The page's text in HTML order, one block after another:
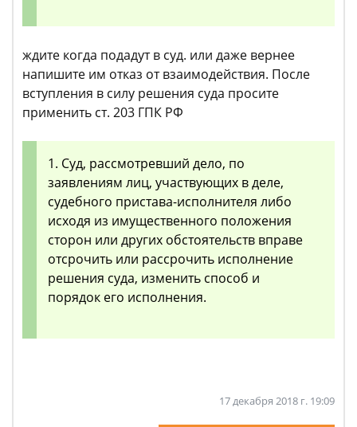
ждите когда подадут в суд. или даже вернее
напишите им отказ от взаимодействия. После
вступления в силу решения суда просите
применить ст. 203 ГПК РФ
1. Суд, рассмотревший дело, по
заявлениям лиц, участвующих в деле,
судебного пристава-исполнителя либо
исходя из имущественного положения
сторон или других обстоятельств вправе
отсрочить или рассрочить исполнение
решения суда, изменить способ и
порядок его исполнения.
17 декабря 2018 г. 19:09